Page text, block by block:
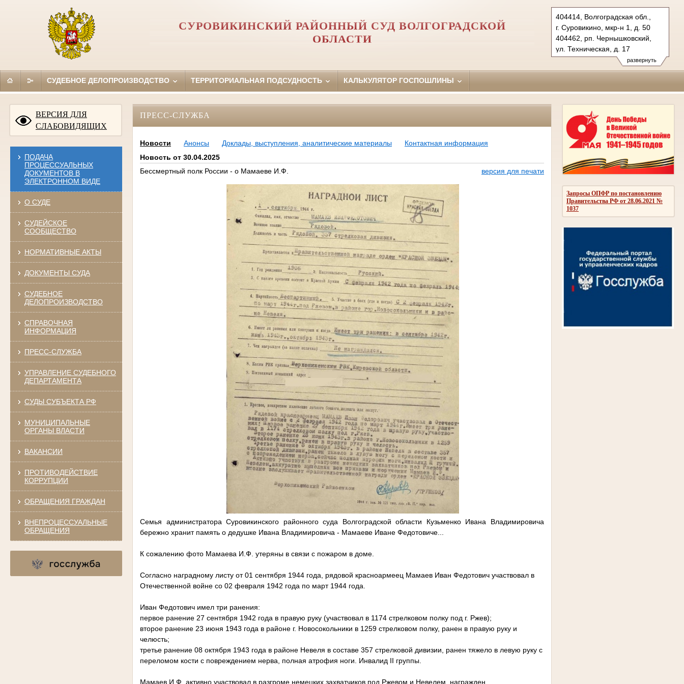
развернуть
404414, Волгоградская обл.,
г. Суровикино, мкр-н 1, д. 50
404462, рп. Чернышковский,
ул. Техническая, д. 17
Тел.: (84473) 2-51-10
surov.vol@sudrf.ru
СУРОВИКИНСКИЙ РАЙОННЫЙ СУД ВОЛГОГРАДСКОЙ
ОБЛАСТИ
СУДЕБНОЕ ДЕЛОПРОИЗВОДСТВО ТЕРРИТОРИАЛЬНАЯ ПОДСУДНОСТЬ КАЛЬКУЛЯТОР ГОСПОШЛИНЫ
ВЕРСИЯ ДЛЯ
СЛАБОВИДЯЩИХ
ПОДАЧА
ПРОЦЕССУАЛЬНЫХ
ДОКУМЕНТОВ В
ЭЛЕКТРОННОМ ВИДЕ
О СУДЕ
СУДЕЙСКОЕ
СООБЩЕСТВО
НОРМАТИВНЫЕ АКТЫ
ДОКУМЕНТЫ СУДА
СУДЕБНОЕ
ДЕЛОПРОИЗВОДСТВО
СПРАВОЧНАЯ
ИНФОРМАЦИЯ
ПРЕСС-СЛУЖБА
УПРАВЛЕНИЕ СУДЕБНОГО
ДЕПАРТАМЕНТА
СУДЫ СУБЪЕКТА РФ
МУНИЦИПАЛЬНЫЕ
ОРГАНЫ ВЛАСТИ
ВАКАНСИИ
ПРОТИВОДЕЙСТВИЕ
КОРРУПЦИИ
ОБРАЩЕНИЯ ГРАЖДАН
ВНЕПРОЦЕССУАЛЬНЫЕ
ОБРАЩЕНИЯ
Запросы ОПФР по постановлению
Правительства РФ от 28.06.2021 №
1037
ПРЕСС-СЛУЖБА
Новости Анонсы Доклады, выступления, аналитические материалы
Контактная информация
Новость от 30.04.2025
Бессмертный полк России - о Мамаеве И.Ф.
версия для печати
Семья администратора Суровикинского районного суда Волгоградской области Кузьменко Ивана Владимировича
бережно хранит память о дедушке Ивана Владимировича - Мамаеве Иване Федотовиче...
К сожалению фото Мамаева И.Ф. утеряны в связи с пожаром в доме.
Согласно наградному листу от 01 сентября 1944 года, рядовой красноармеец Мамаев Иван Федотович участвовал в
Отечественной войне со 02 февраля 1942 года по март 1944 года.
Иван Федотович имел три ранения:
первое ранение 27 сентября 1942 года в правую руку (участвовал в 1174 стрелковом полку под г. Ржев);
второе ранение 23 июня 1943 года в районе г. Новосокольники в 1259 стрелковом полку, ранен в правую руку и
челюсть;
третье ранение 08 октября 1943 года в районе Невеля в составе 357 стрелковой дивизии, ранен тяжело в левую руку с
переломом кости с повреждением нерва, полная атрофия ноги. Инвалид II группы.
Мамаев И.Ф. активно участвовал в разгроме немецких захватчиков под Ржевом и Невелем, награжден